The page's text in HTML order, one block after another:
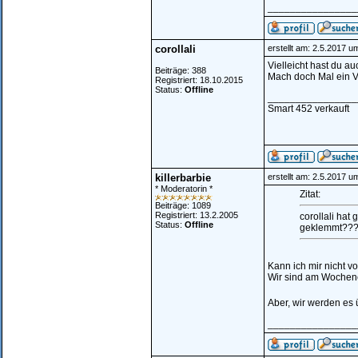
corollali
Beiträge: 388
Registriert: 18.10.2015
Status: Offline
erstellt am: 2.5.2017
Vielleicht hast du
Mach doch Mal ein
Smart 452 verkauft
killerbarbie
* Moderatorin *
Beiträge: 1089
Registriert: 13.2.2005
Status: Offline
erstellt am: 2.5.2017
Zitat:
corollali hat
geklemmt???
Kann ich mir nicht
Wir sind am
Aber, wir werden es